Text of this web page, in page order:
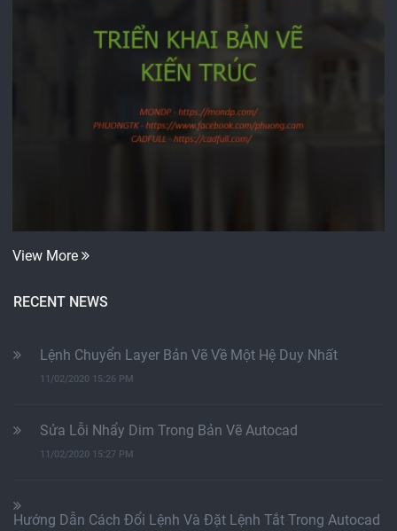
View More
RECENT NEWS
Lệnh Chuyển Layer Bản Vẽ Về Một Hệ Duy Nhất
11/02/2020 15:26 PM
Sửa Lỗi Nhẩy Dim Trong Bản Vẽ Autocad
11/02/2020 15:27 PM
Hướng Dẫn Cách Đổi Lệnh Và Đặt Lệnh Tắt Trong Autocad